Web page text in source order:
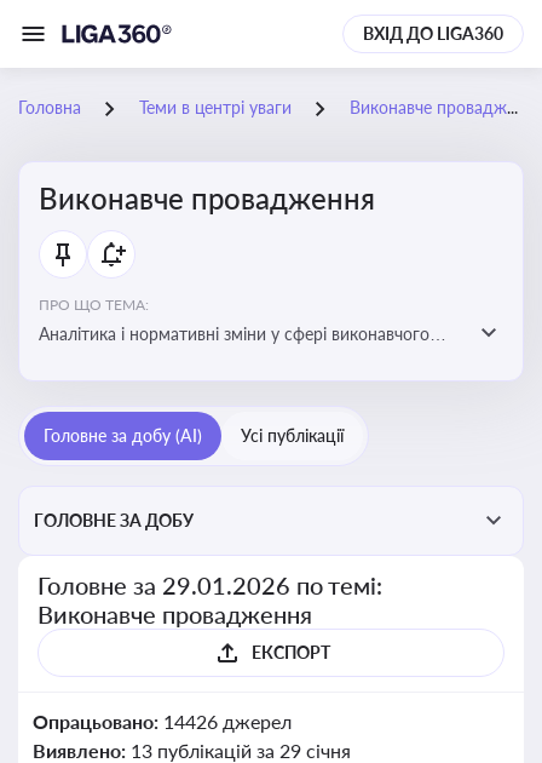
ВХІД ДО LIGA360
Головна Теми в центрі уваги Виконавче провадження
Виконавче провадження
ПРО ЩО ТЕМА:
Аналітика і нормативні зміни у сфері виконавчого
завершенню проваджень, діяльності державних і
приватних виконавців
Головне за добу (AI) Усі публікації
ГОЛОВНЕ ЗА ДОБУ
Головне за 29.01.2026 по темі:
Виконавче провадження
ЕКСПОРТ
Опрацьовано: 14426 джерел
Виявлено: 13 публікацій за 29 січня